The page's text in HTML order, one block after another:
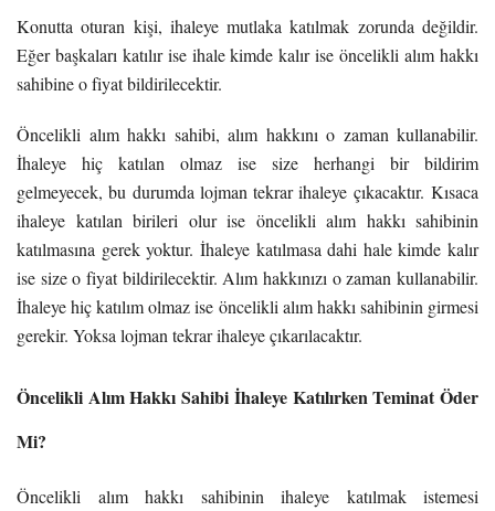
Konutta oturan kişi, ihaleye mutlaka katılmak zorunda değildir.
Eğer başkaları katılır ise ihale kimde kalır ise öncelikli alım hakkı
sahibine o fiyat bildirilecektir.
Öncelikli alım hakkı sahibi, alım hakkını o zaman kullanabilir.
İhaleye hiç katılan olmaz ise size herhangi bir bildirim
gelmeyecek, bu durumda lojman tekrar ihaleye çıkacaktır. Kısaca
ihaleye katılan birileri olur ise öncelikli alım hakkı sahibinin
katılmasına gerek yoktur. İhaleye katılmasa dahi hale kimde kalır
ise size o fiyat bildirilecektir. Alım hakkınızı o zaman kullanabilir.
İhaleye hiç katılım olmaz ise öncelikli alım hakkı sahibinin girmesi
gerekir. Yoksa lojman tekrar ihaleye çıkarılacaktır.
Öncelikli Alım Hakkı Sahibi İhaleye Katılırken Teminat Öder
Mi?
Öncelikli alım hakkı sahibinin ihaleye katılmak istemesi